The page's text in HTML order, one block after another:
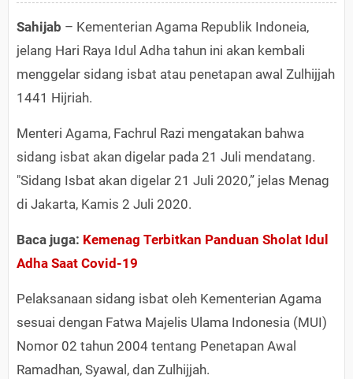
Sahijab – Kementerian Agama Republik Indoneia,
jelang Hari Raya Idul Adha tahun ini akan kembali
menggelar sidang isbat atau penetapan awal Zulhijjah
1441 Hijriah.
Menteri Agama, Fachrul Razi mengatakan bahwa
sidang isbat akan digelar pada 21 Juli mendatang.
"Sidang Isbat akan digelar 21 Juli 2020,” jelas Menag
di Jakarta, Kamis 2 Juli 2020.
Baca juga: Kemenag Terbitkan Panduan Sholat Idul
Adha Saat Covid-19​
Pelaksanaan sidang isbat oleh Kementerian Agama
sesuai dengan Fatwa Majelis Ulama Indonesia (MUI)
Nomor 02 tahun 2004 tentang Penetapan Awal
Ramadhan, Syawal, dan Zulhijjah.